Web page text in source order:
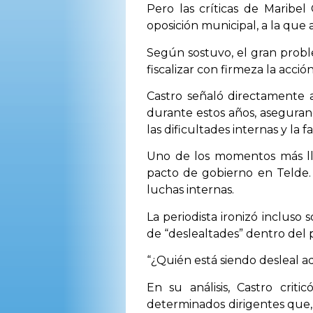
Pero las críticas de
oposición municipal, a la
Según sostuvo, el gran
fiscalizar con firmeza la
Castro señaló directamente
durante estos años,
las dificultades internas y la
Uno de los momentos más
pacto de gobierno en
luchas internas.
La periodista ironizó incluso
de “deslealtades” dentro del
“¿Quién está siendo desleal
En su análisis, Castro
determinados dirigentes